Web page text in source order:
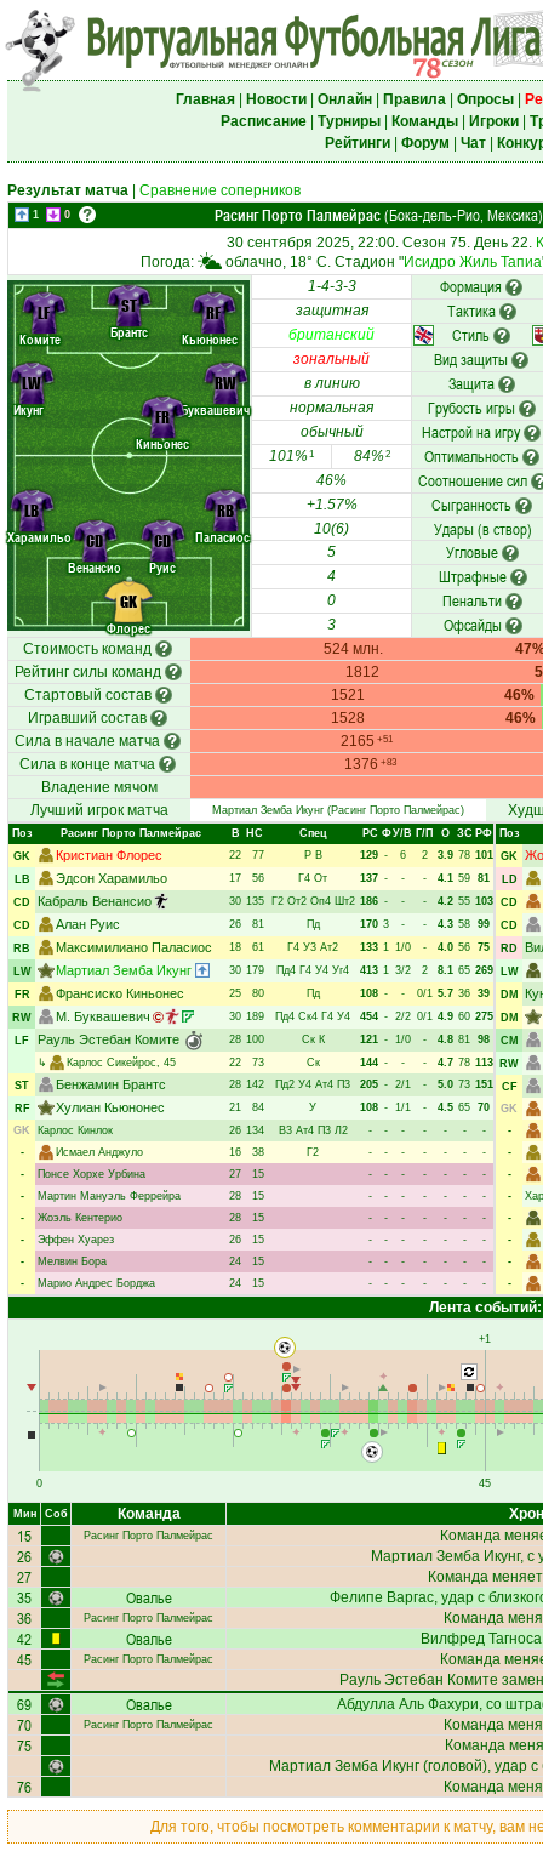
Главная| Новости| Онлайн| Правила| Опросы|
Расписание| Турниры| Команды| Игроки|
Рейтинги| Форум Чат|
Результат матча Сравнение соперников
1 0 Расинг Порто Палмейрас(Бока-дель-Рио, Мексика)
30 сентября 2025, 22:00. Сезон 75. День 22.
Погода:
облачно, 18° C. Стадион "Исидро Жиль Тапиа
Флорес
Харамильо
Венансио
Руис
Паласиос
Икунг
Киньонес
Буквашевич
Комите Брантс Кьюнонес
GK
LB
CD
CD
RB
LW
FR
RW
LF ST RF
1-4-3-3 Формация
защитная Тактика
британский Стиль
зональный Вид защиты
в линию Защита
нормальная Грубость игры
обычный Настрой на игру
101%1 84%2 Оптимальность
46% Соотношение сил
+1.57% Сыгранность
10(6) Удары (в створ)
5 Угловые
4 Штрафные
0 Пенальти
3 Офсайды
Стоимость команд 524 млн.
Рейтинг силы команд
1812
Стартовый состав
1521
46%
Игравший состав
1528
46%
Сила в начале матча
2165 +51
Сила в конце матча 1376 +83
Владение мячом
Лучший игрок матча
Мартиал Земба Икунг (Расинг Порто Палмейрас)
Поз Расинг Порто Палмейрас В НC Спец РC ФУ/В Г/П О ЗС РФ
GK
Кристиан Флорес 22 77 Р В 129 - 6 2 3.9 78 101
LB
Эдсон Харамильо 17 56 Г4 От 137 - - - 4.1 59 81
CD
Кабраль Венансио 30 135 Г2 От2 Оп4 Шт2 186 - - - 4.2 55 103
CD
Алан Руис 26 81 Пд 170 3 - - 4.3 58 99
RB
Максимилиано Паласиос 18 61 Г4 У3 Ат2 133 1 1/0 - 4.0 56 75
LW
Мартиал Земба Икунг 30 179 Пд4 Г4 У4 Уг4 413 1 3/2 2 8.1 65 269
FR
Франсиско Киньонес 25 80 Пд 108 - - 0/1 5.7 36 39
RW
М. Буквашевич 30 189 Пд4 Ск4 Г4 У4 454 - 2/2 0/1 4.9 60 275
LF
Рауль Эстебан Комите 28 100 Ск К 121 - 1/0 - 4.8 81 98
↳
Карлос Сикейрос, 45 22 73 Ск 144 - - - 4.7 78 113
ST
Бенжамин Брантс 28 142 Пд2 У4 Ат4 П3 205 - 2/1 - 5.0 73 151
RF
Хулиан Кьюнонес 21 84 У 108 - 1/1 - 4.5 65 70
GK
Карлос Кинлок 26 134 В3 Ат4 П3 Л2 - - - - - -
-
-
Исмаел Анджуло 16 38 Г2 - - - - - -
-
-
Понсе Хорхе Урбина 27 15 - - - - - -
-
-
Мартин Мануэль Феррейра 28 15 - - - - - -
-
-
Жоэль Кентерио 28 15 - - - - - -
-
-
Эффен Хуарез 26 15 - - - - - -
-
-
Мелвин Бора 24 15 - - - - - -
-
-
Марио Андрес Борджа 24 15 - - - - - - -
Поз
GK
LD
CD
CD
RD
LW
DM
DM
CM
RW
CF
GK
-
-
-
-
-
-
-
-
Лента событий:
0
+1
45
Мин Соб Команда
15 Расинг Порто Палмейрас Команда
26 Мартиал Земба Икунг, с
27 Команда
35 Овалье Фелипе Варгас, удар с
36 Расинг Порто Палмейрас Команда
42 Овалье Вилфред Тагноса
45 Расинг Порто Палмейрас
Команда
Рауль Эстебан Комите
69 Овалье Абдулла Аль Фахури, со
70 Расинг Порто Палмейрас Команда
75
Команда
Мартиал Земба Икунг (головой), удар
76 Команда
Для того, чтобы посмотреть комментарии к матчу, вам